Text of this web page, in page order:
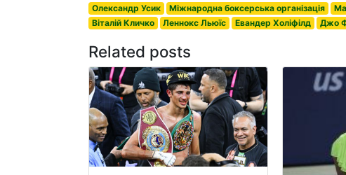
Олександр Усик
Міжнародна боксерська організація
Віталій Кличко
Леннокс Льюїс Евандер Холіфілд Джо
Related posts